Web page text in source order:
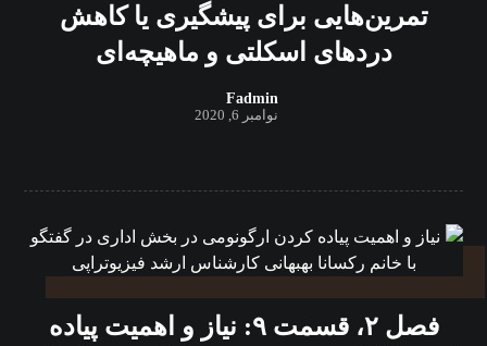
تمرین‌هایی برای پیشگیری یا کاهش
دردهای اسکلتی و ماهیچه‌ای
Fadmin
نوامبر 6, 2020
فصل ۲، قسمت ۹: نیاز و اهمیت پیاده